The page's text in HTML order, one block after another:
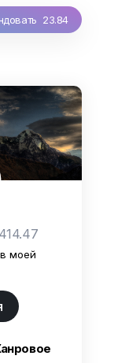
23.84
414.47
моей